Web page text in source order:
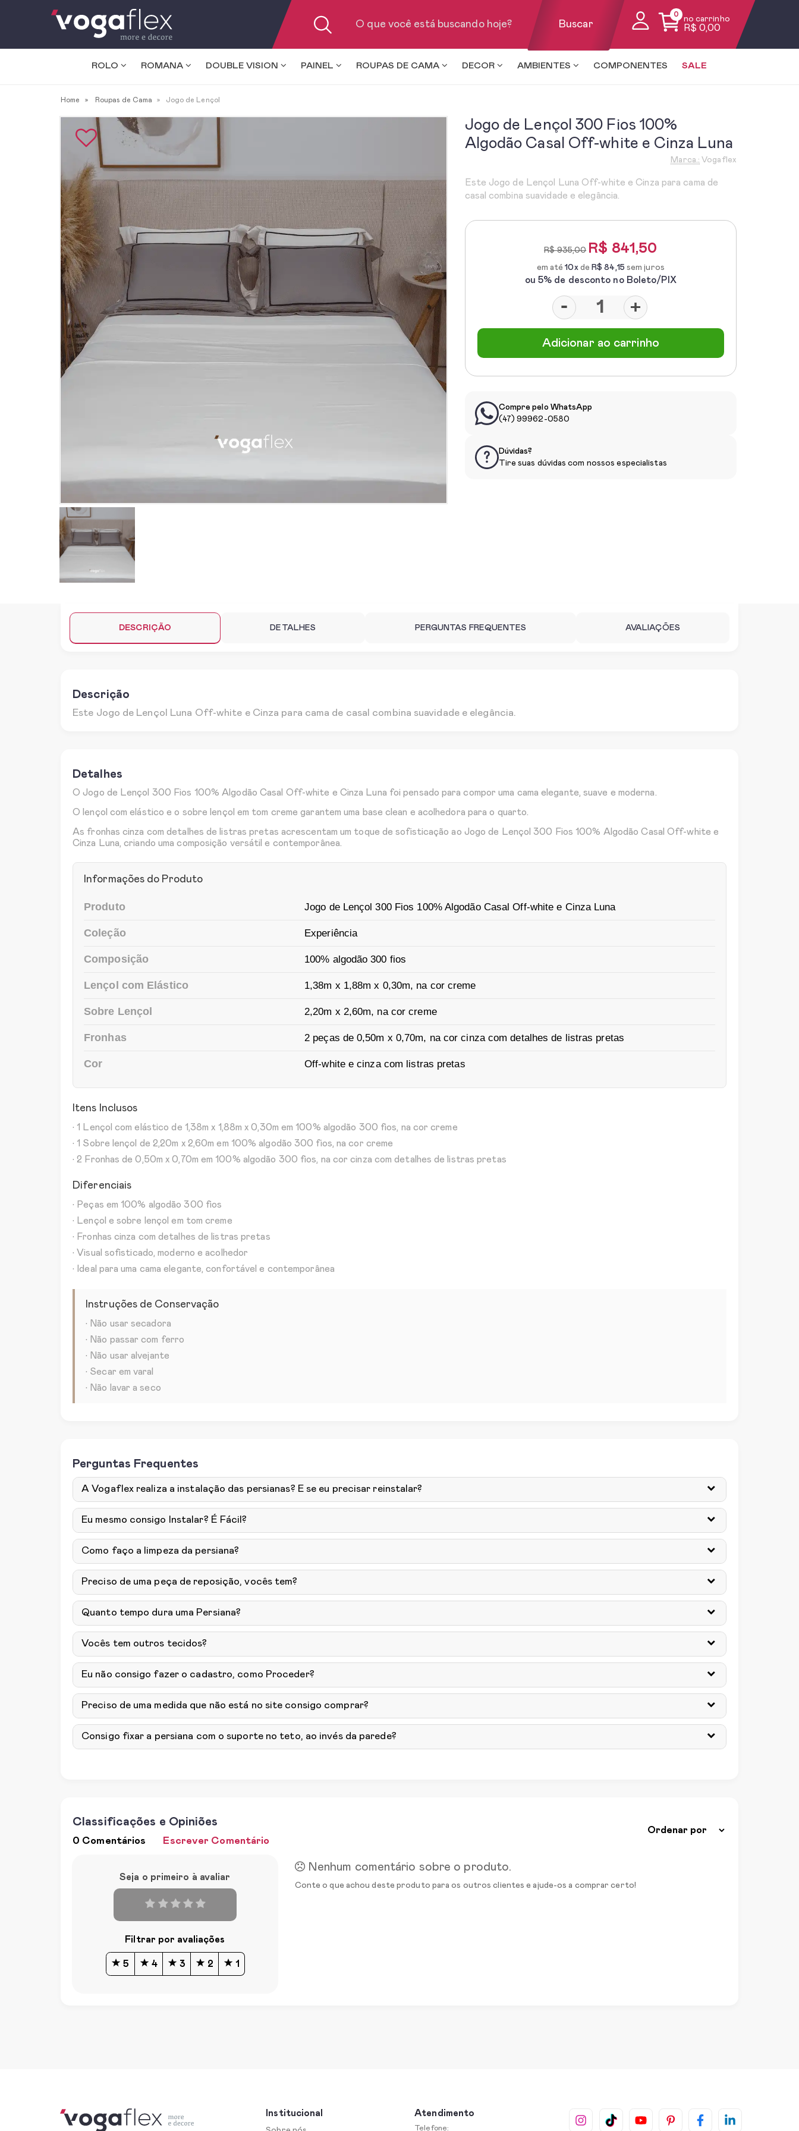
Buscar
0
no carrinho
R$ 0,00
ROLO ROMANA DOUBLE VISION PAINEL ROUPAS DE CAMA DECOR AMBIENTES COMPONENTES SALE
Home Roupas de Cama Jogo de Lençol
Jogo de Lençol 300 Fios 100%
Algodão Casal Off-white e Cinza Luna
Marca.: Vogaflex
Este Jogo de Lençol Luna Off-white e Cinza para cama de
casal combina suavidade e elegância.
R$ 935,00 R$ 841,50
em até10xde R$ 84,15 sem juros
ou 5% de desconto no Boleto/PIX
- +
Adicionar ao carrinho
Compre pelo WhatsApp
(47) 99962-0580
Dúvidas?
Tire suas dúvidas com nossos especialistas
DESCRIÇÃO DETALHES PERGUNTAS FREQUENTES AVALIAÇÕES
Descrição
Este Jogo de Lençol Luna Off-white e Cinza para cama de casal combina suavidade e elegância.
Detalhes
O Jogo de Lençol 300 Fios 100% Algodão Casal Off-white e Cinza Luna foi pensado para compor uma cama elegante, suave e moderna.
O lençol com elástico e o sobre lençol em tom creme garantem uma base clean e acolhedora para o quarto.
As fronhas cinza com detalhes de listras pretas acrescentam um toque de sofisticação ao Jogo de Lençol 300 Fios 100% Algodão Casal Off-white e
Cinza Luna, criando uma composição versátil e contemporânea.
Informações do Produto
Produto Jogo de Lençol 300 Fios 100% Algodão Casal Off-white e Cinza Luna
Coleção Experiência
Composição 100% algodão 300 fios
Lençol com Elástico 1,38m x 1,88m x 0,30m, na cor creme
Sobre Lençol 2,20m x 2,60m, na cor creme
Fronhas 2 peças de 0,50m x 0,70m, na cor cinza com detalhes de listras pretas
Cor Off-white e cinza com listras pretas
Itens Inclusos
• 1 Lençol com elástico de 1,38m x 1,88m x 0,30m em 100% algodão 300 fios, na cor creme
• 1 Sobre lençol de 2,20m x 2,60m em 100% algodão 300 fios, na cor creme
• 2 Fronhas de 0,50m x 0,70m em 100% algodão 300 fios, na cor cinza com detalhes de listras pretas
Diferenciais
• Peças em 100% algodão 300 fios
• Lençol e sobre lençol em tom creme
• Fronhas cinza com detalhes de listras pretas
• Visual sofisticado, moderno e acolhedor
• Ideal para uma cama elegante, confortável e contemporânea
Instruções de Conservação
• Não usar secadora
• Não passar com ferro
• Não usar alvejante
• Secar em varal
• Não lavar a seco
Perguntas Frequentes
A Vogaflex realiza a instalação das persianas? E se eu precisar reinstalar?
Eu mesmo consigo Instalar? É Fácil?
Como faço a limpeza da persiana?
Preciso de uma peça de reposição, vocês tem?
Quanto tempo dura uma Persiana?
Vocês tem outros tecidos?
Eu não consigo fazer o cadastro, como Proceder?
Preciso de uma medida que não está no site consigo comprar?
Consigo fixar a persiana com o suporte no teto, ao invés da parede?
Classificações e Opiniões
0 Comentários Escrever Comentário
Seja o primeiro à avaliar
Filtrar por avaliações
5 4 3 2 1
Nenhum comentário sobre o produto.
Conte o que achou deste produto para os outros clientes e ajude-os a comprar certo!
Institucional Atendimento
Telefone: